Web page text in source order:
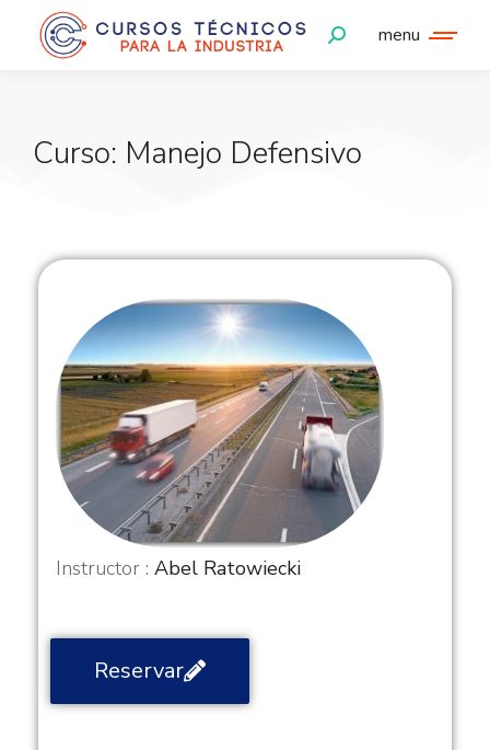
menu
Curso: Manejo Defensivo
Instructor : Abel Ratowiecki
Reservar